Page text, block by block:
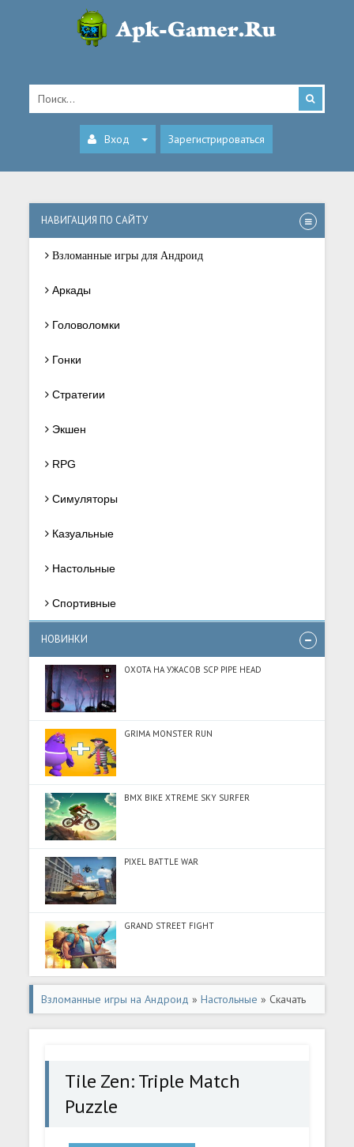
Вход Зарегистрироваться
НАВИГАЦИЯ ПО САЙТУ
Взломанные игры для Андроид
Аркады
Головоломки
Гонки
Стратегии
Экшен
RPG
Симуляторы
Казуальные
Настольные
Спортивные
НОВИНКИ
ОХОТА НА УЖАСОВ SCP PIPE HEAD
GRIMA MONSTER RUN
BMX BIKE XTREME SKY SURFER
PIXEL BATTLE WAR
GRAND STREET FIGHT
Взломанные игры на Андроид »Настольные » Скачать
Tile Zen: Triple Match Puzzle (Разблокировано все) на
Tile Zen: Triple Match
Puzzle